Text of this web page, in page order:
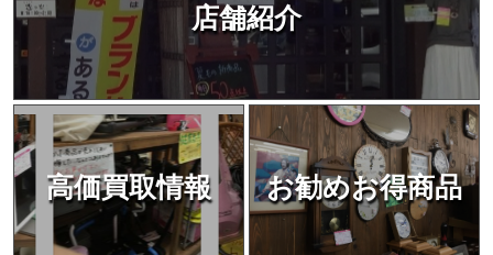
店舗紹介
高価買取情報 お勧めお得商品